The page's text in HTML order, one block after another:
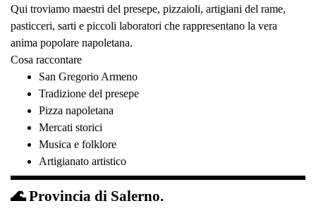
Qui troviamo maestri del presepe, pizzaioli, artigiani del rame,
pasticceri, sarti e piccoli laboratori che rappresentano la vera
anima popolare napoletana.
Cosa raccontare
San Gregorio Armeno
Tradizione del presepe
Pizza napoletana
Mercati storici
Musica e folklore
Artigianato artistico
🌊 Provincia di Salerno.